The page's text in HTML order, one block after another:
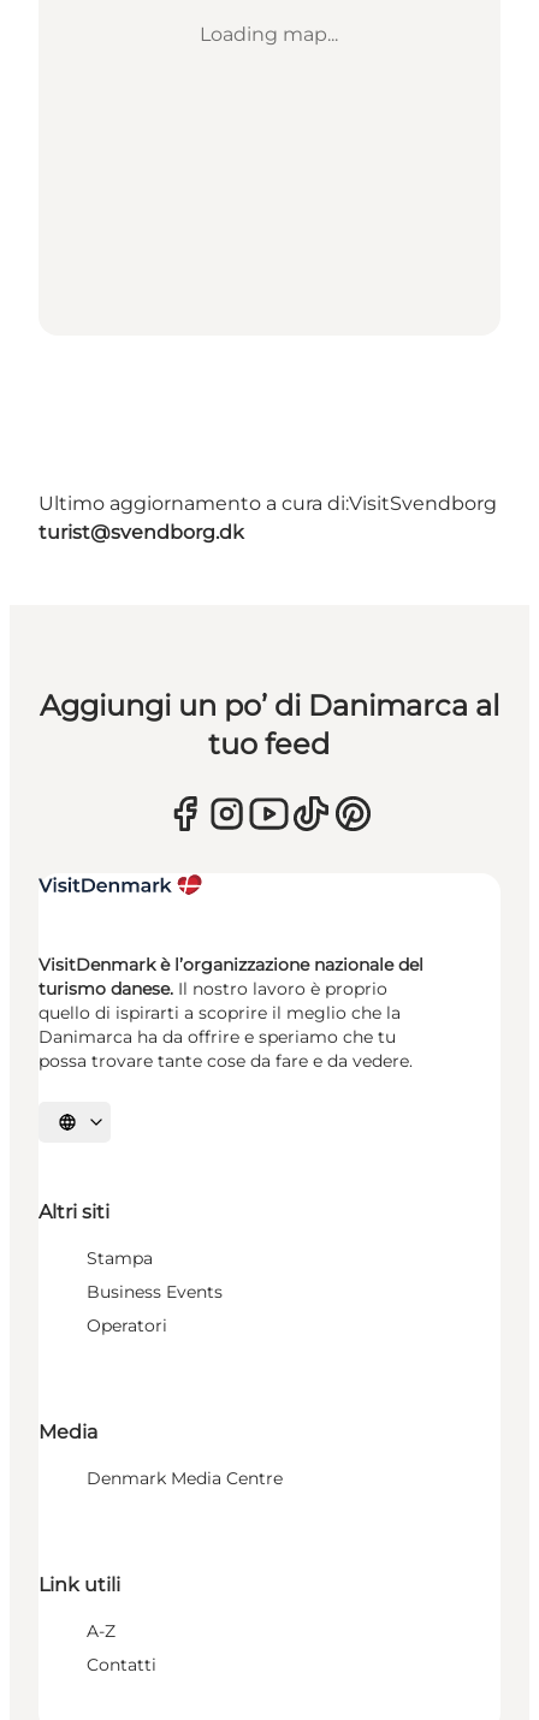
Loading map...
Ultimo aggiornamento a cura di:VisitSvendborg
turist@svendborg.dk
Aggiungi un po’ di Danimarca al
tuo feed
VisitDenmark è l’organizzazione nazionale del
turismo danese. Il nostro lavoro è proprio
quello di ispirarti a scoprire il meglio che la
Danimarca ha da offrire e speriamo che tu
possa trovare tante cose da fare e da vedere.
Seleziona la lingua
Altri siti
Stampa
Business Events
Operatori
Media
Denmark Media Centre
Link utili
A-Z
Contatti